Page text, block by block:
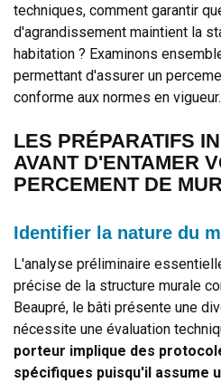
techniques, comment garantir
d'agrandissement maintient la
habitation ? Examinons
permettant d'assurer un
conforme aux normes en vigueur.
LES PRÉPARATIFS
AVANT D'ENTAMER
PERCEMENT DE MUR
Identifier la nature du
L'analyse préliminaire
précise de la structure murale
Beaupré, le bâti présente une
nécessite une évaluation
porteur implique des
spécifiques puisqu'il assume